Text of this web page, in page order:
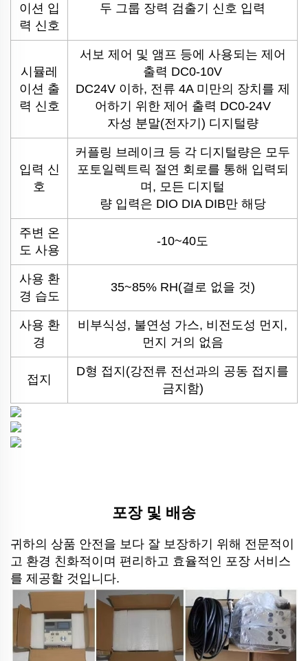
이션 입
력 신호
두 그룹 장력 검출기 신호 입력
시뮬레
이션 출
력 신호
서보 제어 및 앰프 등에 사용되는 제어
출력 DC0-10V
DC24V 이하, 전류 4A 미만의 장치를 제
어하기 위한 제어 출력 DC0-24V
자성 분말(전자기) 디지털량
입력 신
호
커플링 브레이크 등 각 디지털량은 모두
포토일렉트릭 절연 회로를 통해 입력되
며, 모든 디지털
량 입력은 DIO DIA DIB만 해당
주변 온
도 사용
-10~40도
사용 환
경 습도
35~85% RH(결로 없을 것)
사용 환
경
비부식성, 불연성 가스, 비전도성 먼지,
먼지 거의 없음
접지
D형 접지(강전류 전선과의 공동 접지를
금지함)
포장 및 배송
귀하의 상품 안전을 보다 잘 보장하기 위해 전문적이
고 환경 친화적이며 편리하고 효율적인 포장 서비스
를 제공할 것입니다.